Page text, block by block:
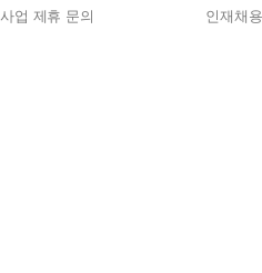
사업 제휴 문의
인재채용